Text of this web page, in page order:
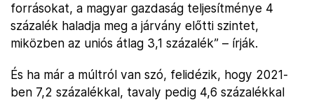
forrásokat, a magyar gazdaság teljesítménye 4
százalék haladja meg a járvány előtti szintet,
miközben az uniós átlag 3,1 százalék” – írják.
És ha már a múltról van szó, felidézik, hogy 2021-
ben 7,2 százalékkal, tavaly pedig 4,6 százalékkal